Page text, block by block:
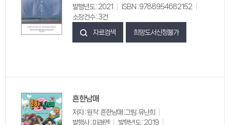
발행년도 : 2021
ISBN : 9788954682152
소장건수 : 3건
자료검색 희망도서신청불가
흔한남매
저자 : 원작: 흔한남매 ;그림: 유난희
발행사 : 미래엔
발행년도 : 2019